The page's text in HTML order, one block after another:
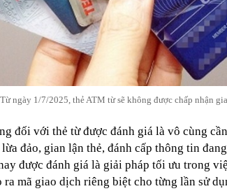
Từ ngày 1/7/2025, thẻ ATM từ sẽ không được chấp nhận
đối với thẻ từ được đánh giá là vô cùng
đảo, gian lận thẻ, đánh cấp thông tin
được đánh giá là giải pháp tối ưu trong
ra mã giao dịch riêng biệt cho từng lần sử